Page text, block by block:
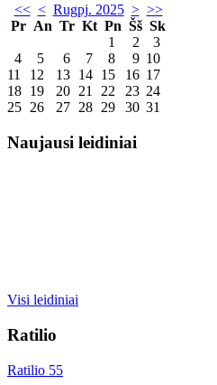
<< < Rugpj. 2025 > >>
Pr An Tr Kt Pn Šš Sk
1
2
3
4
5 6 7 8 9 10
11
12 13 14 15 16 17
18 19 20 21 22 23 24
25 26 27 28 29 30 31
Naujausi leidiniai
Visi leidiniai
Ratilio
Ratilio 55